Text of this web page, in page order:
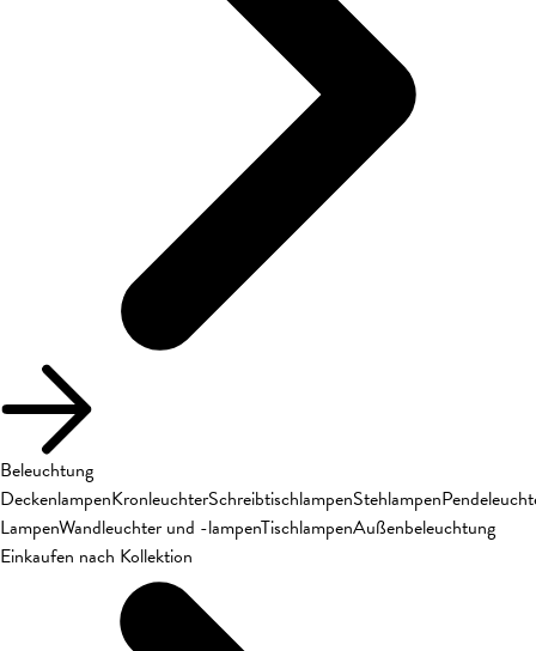
Beleuchtung
DeckenlampenKronleuchterSchreibtischlampenStehlampen
LampenWandleuchter und -lampenTischlampenAußenbeleuchtung
Einkaufen nach Kollektion